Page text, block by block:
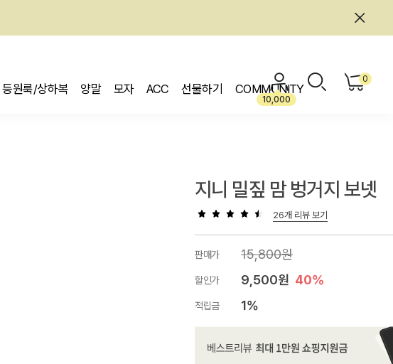
등원룩/상하복 양말 모자 ACC 선물하기 COMMUNITY
10,000
0
지니 밀짚 맘 벙거지 보넷
26개 리뷰 보기
판매가 15,800원
할인가 9,500원 40%
적립금 1%